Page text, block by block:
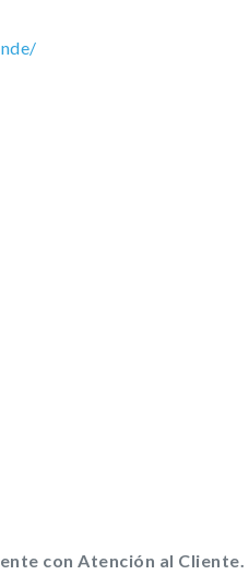
con Atención al Cliente.